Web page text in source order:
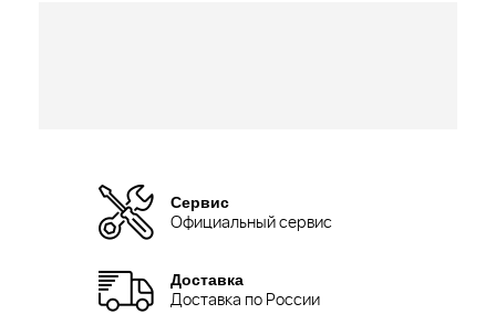
Сервис
Официальный сервис
Доставка
Доставка по России